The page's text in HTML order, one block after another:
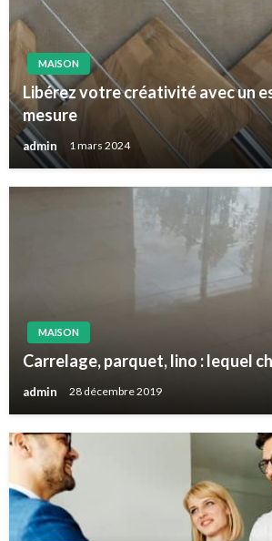
MAISON
Libérez votre créativité avec un
mesure
admin 1 mars 2024
MAISON
Carrelage, parquet, lino : lequel
admin 28 décembre 2019